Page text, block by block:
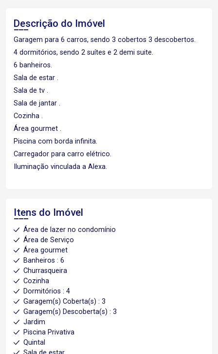
Descrição do Imóvel
Garagem para 6 carros, sendo 3 cobertos 3 descobertos.
4 dormitórios, sendo 2 suítes e 2 demi suite.
6 banheiros.
Sala de estar .
Sala de tv .
Sala de jantar .
Cozinha .
Área gourmet .
Piscina com borda infinita.
Carregador para carro elétrico.
Iluminação vinculada a Alexa.
Itens do Imóvel
Área de lazer no condomínio
Área de Serviço
Área gourmet
Banheiros : 6
Churrasqueira
Cozinha
Dormitórios : 4
Garagem(s) Coberta(s) : 3
Garagem(s) Descoberta(s) : 3
Jardim
Piscina Privativa
Quintal